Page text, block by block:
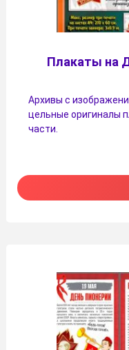
Плакаты на
Архивы с
цельные оригиналы
части.